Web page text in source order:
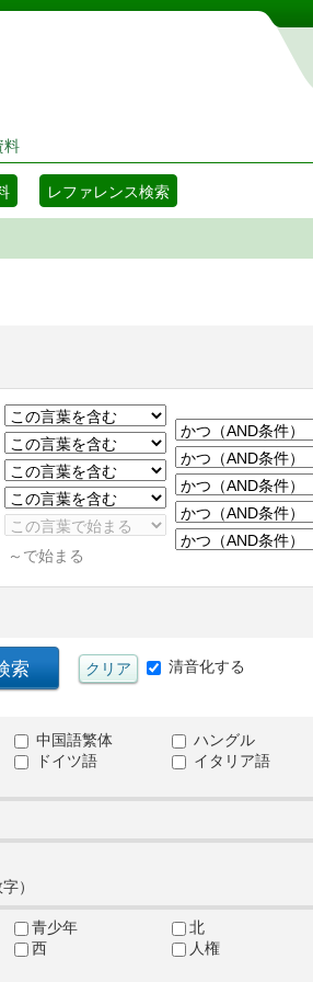
予約システム
料
レファレンス検索
～で始まる
清音化する
中国語繁体 ハングル
ドイツ語 イタリア語
）
青少年 北
西 人権